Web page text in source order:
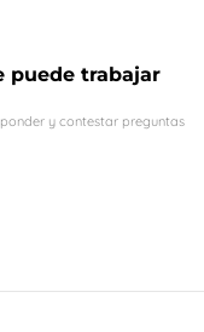
puede trabajar
y contestar preguntas